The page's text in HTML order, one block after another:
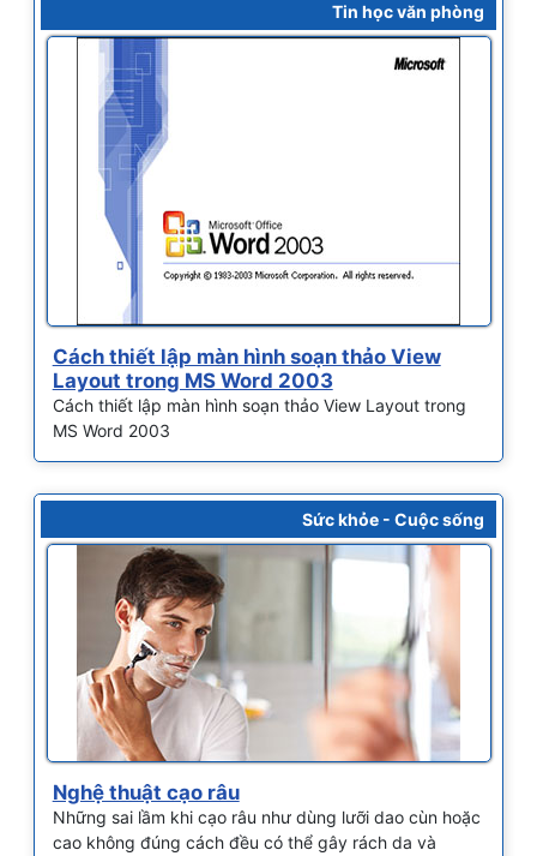
Tin học văn phòng
Cách thiết lập màn hình soạn thảo View
Layout trong MS Word 2003
Cách thiết lập màn hình soạn thảo View Layout trong
MS Word 2003
Sức khỏe - Cuộc sống
Nghệ thuật cạo râu
Những sai lầm khi cạo râu như dùng lưỡi dao cùn hoặc
cao không đúng cách đều có thể gây rách da và